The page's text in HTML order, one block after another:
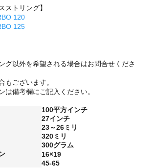
ストリング】
120
125
グ以外を希望される場合はお問合せくださ
もございます。
は備考欄にご記入ください。
100平方インチ
27インチ
23～26ミリ
320ミリ
300グラム
16×19
45-65